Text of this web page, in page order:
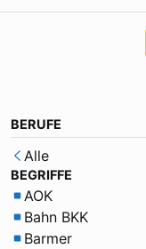
BERUFE
Alle
BEGRIFFE
AOK
Bahn BKK
Barmer